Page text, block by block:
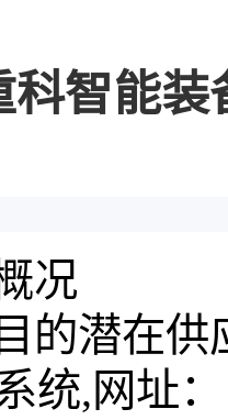
科智能
况
的潜在供
统,网址：